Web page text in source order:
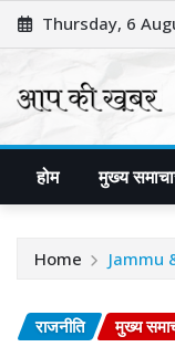
Skip
to
Thursday, 6
होम मुख्य
Home Jammu
राजनीति मुख्य